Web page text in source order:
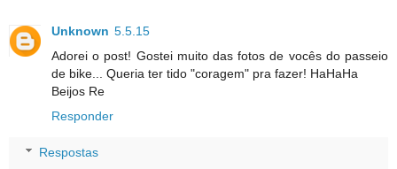
Unknown 5.5.15
Adorei o post! Gostei muito das fotos de vocês do passeio
de bike... Queria ter tido "coragem" pra fazer! HaHaHa
Beijos Re
Responder
Respostas